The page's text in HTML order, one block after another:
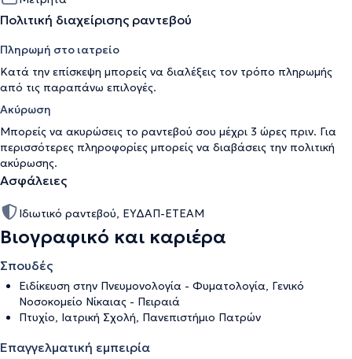
Πολιτική διαχείρισης ραντεβού
Πληρωμή στο ιατρείο
Κατά την επίσκεψη μπορείς να διαλέξεις τον τρόπο πληρωμής
από τις παραπάνω επιλογές.
Ακύρωση
Μπορείς να ακυρώσεις το ραντεβού σου μέχρι 3 ώρες πριν. Για
περισσότερες πληροφορίες μπορείς να διαβάσεις την πολιτική
ακύρωσης.
Ασφάλειες
Ιδιωτικό ραντεβού, ΕΥΔΑΠ-ΕΤΕΑΜ
Βιογραφικό και καριέρα
Σπουδές
Ειδίκευση στην Πνευμονολογία - Φυματολογία, Γενικό
Νοσοκομείο Νίκαιας - Πειραιά
Πτυχίο, Ιατρική Σχολή, Πανεπιστήμιο Πατρών
Επαγγελματική εμπειρία